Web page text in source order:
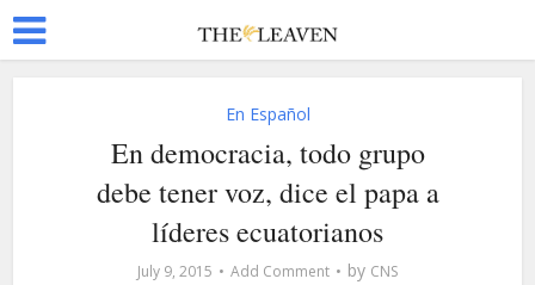
En Español
En democracia, todo grupo
debe tener voz, dice el papa a
líderes ecuatorianos
July 9, 2015 Add Comment by CNS